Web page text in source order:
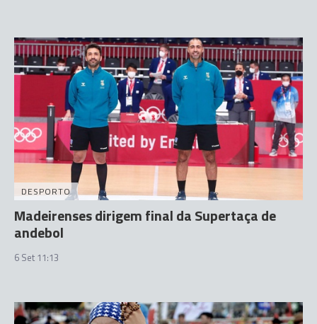
DESPORTO
Madeirenses dirigem final da Supertaça de
andebol
6 Set 11:13